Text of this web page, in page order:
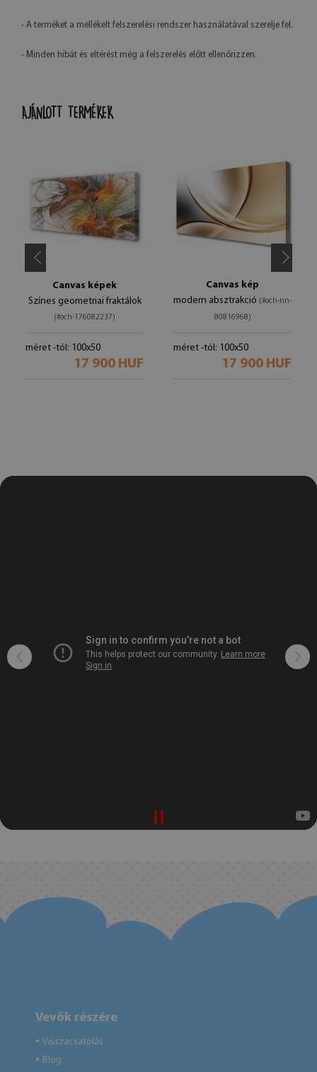
- A terméket a mellékelt felszerelési rendszer használatával szerelje fel.
- Minden hibát és eltérést még a felszerelés előtt ellenőrizzen.
AJÁNLOTT TERMÉKEK
Canvas képek
Színes geometriai fraktálok
(#och-176082237)
méret -tól: 100x50
17 900 HUF
Canvas kép
modern absztrakció (#och-nn-
80816968)
méret -tól: 100x50
17 900 HUF
Vevők részére
● Visszacsatolás
● Blog